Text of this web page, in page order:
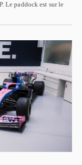
Le paddock est sur le